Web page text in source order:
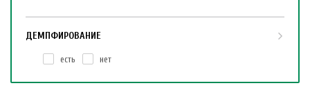
ДЕМПФИРОВАНИЕ
есть нет